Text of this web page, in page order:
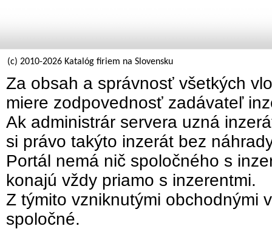
(c) 2010-2026 Katalóg firiem na Slovensku
Za obsah a správnosť všetkých
miere zodpovednosť zadávateľ
Ak administrár servera uzná
si právo takýto inzerát bez
Portál nemá nič spoločného s
konajú vždy priamo s inzerentmi.
Z týmito vzniknutými obchodnými
spoločné.